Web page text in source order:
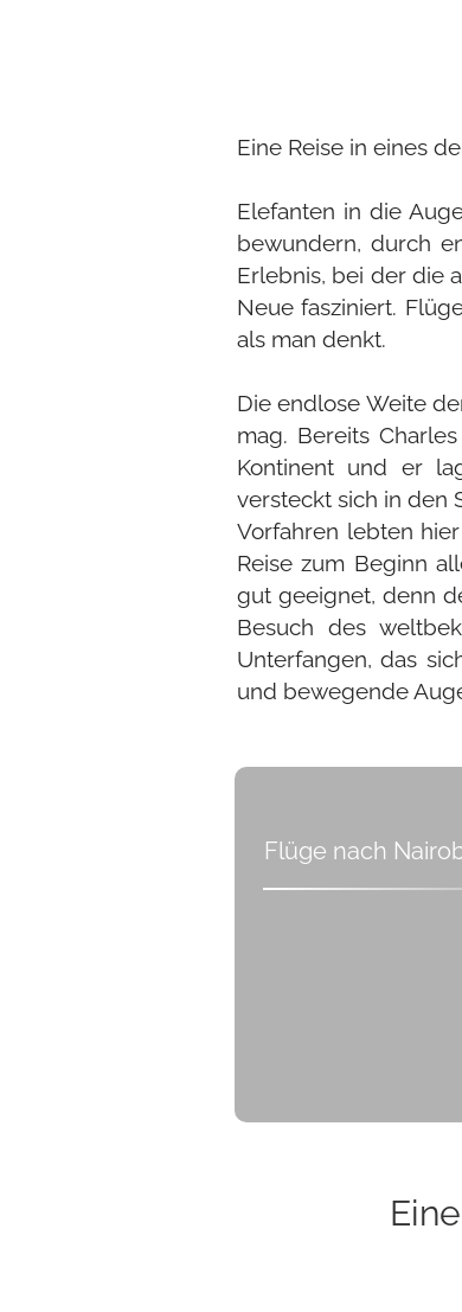
Eine Reise in eines
Elefanten in die
bewundern, durch
Erlebnis, bei der die
Neue fasziniert.
als man denkt.
Die endlose Weite
mag. Bereits
Kontinent und er
versteckt sich in den
Vorfahren lebten
Reise zum Beginn
gut geeignet, denn
Besuch des
Unterfangen, das
und bewegende
Flüge nach